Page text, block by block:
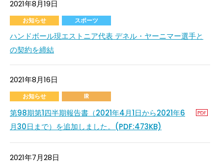
2021年8月19日
お知らせ スポーツ
ハンドボール現エストニア代表 デネル・ヤーニマー選手と
の契約を締結
2021年8月16日
お知らせ IR
第98期第1四半期報告書（2021年4月1日から2021年6
月30日まで）を追加しました。(PDF:473KB)
2021年7月28日